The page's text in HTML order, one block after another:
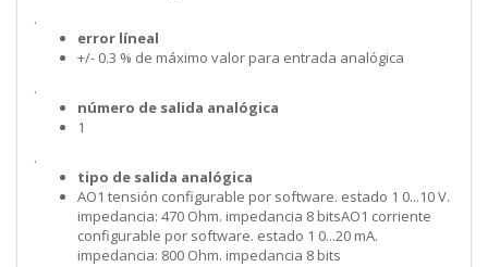
.
error líneal
+/- 0.3 % de máximo valor para entrada analógica
.
número de salida analógica
1
.
tipo de salida analógica
AO1 tensión configurable por software. estado 1 0...10 V.
impedancia: 470 Ohm. impedancia 8 bitsAO1 corriente
configurable por software. estado 1 0...20 mA.
impedancia: 800 Ohm. impedancia 8 bits